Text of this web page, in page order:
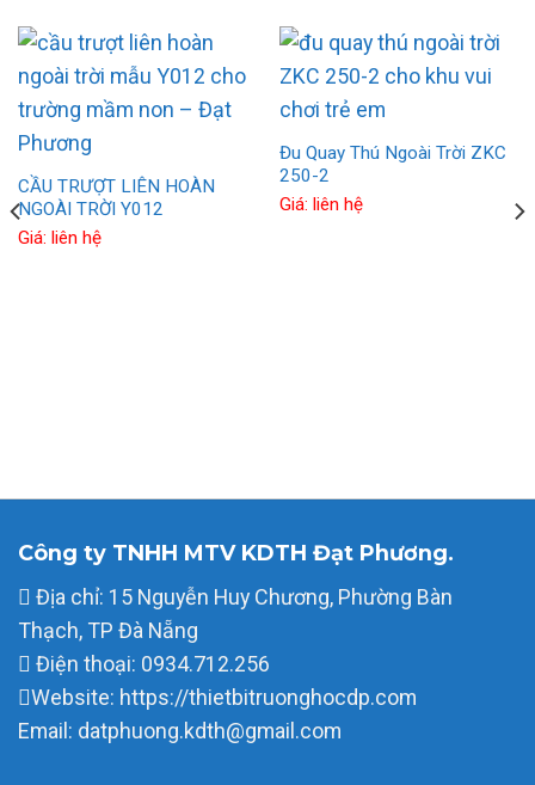
CẦU TRƯỢT LIÊN HOÀN
NGOÀI TRỜI Y012
Giá: liên hệ
Đu Quay Thú Ngoài Trời ZKC
250-2
Giá: liên hệ
Công ty TNHH MTV KDTH Đạt Phương.
Địa chỉ: 15 Nguyễn Huy Chương, Phường Bàn
Thạch, TP Đà Nẵng
Điện thoại: 0934.712.256
Website: https://thietbitruonghocdp.com
Email: datphuong.kdth@gmail.com